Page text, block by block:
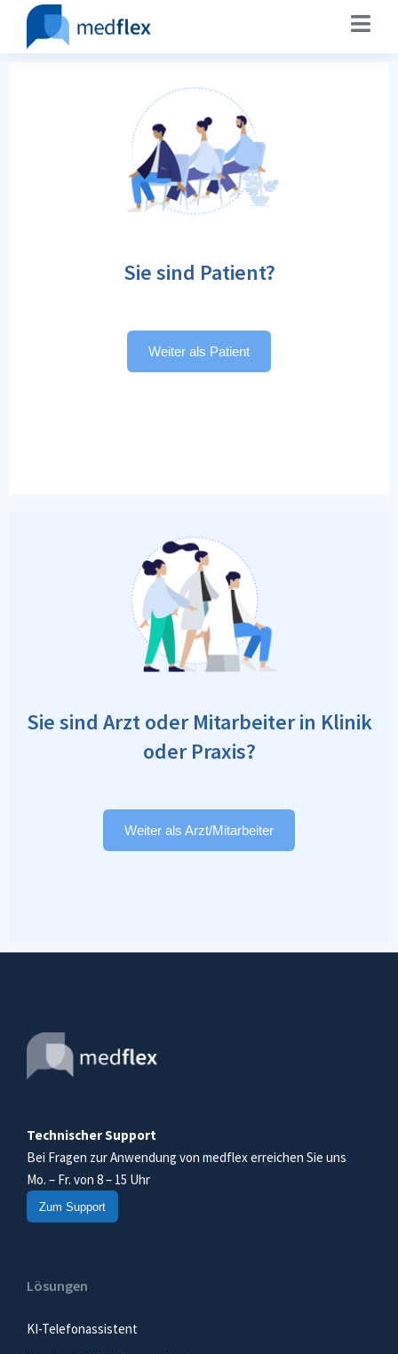
Sie sind Patient?
Weiter als Patient
Sie sind Arzt oder Mitarbeiter in Klinik
oder Praxis?
Weiter als Arzt/Mitarbeiter
Technischer Support
Bei Fragen zur Anwendung von medflex erreichen Sie uns
Mo. – Fr. von 8 – 15 Uhr
Zum Support
Lösungen
KI-Telefonassistent